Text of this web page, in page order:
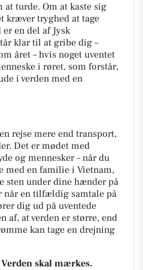
at turde. Om at kaste sig
kræver tryghed at tage
en del af Jysk
klar til at gribe dig –
året – hvis noget uventet
i røret, som forstår,
i verden med en
rejse mere end transport,
Det er mødet med
og mennesker – når du
med en familie i Vietnam,
sten under dine hænder på
når en tilfældig samtale på
dig ud på uventede
af, at verden er større, end
kan tage en drejning
skal mærkes.